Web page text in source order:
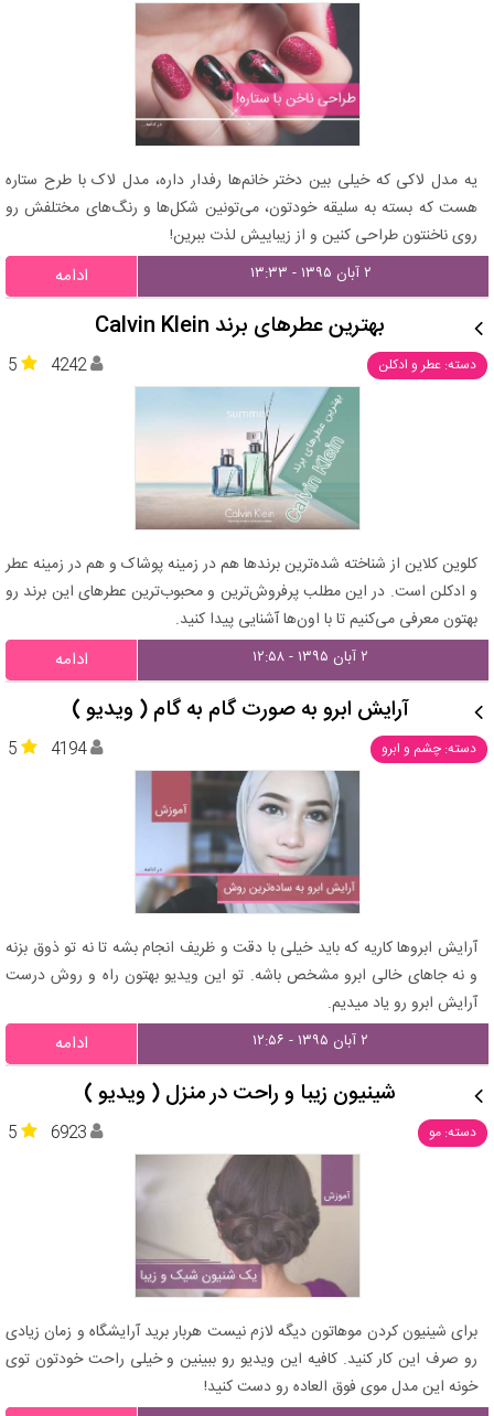
یه مدل لاکی که خیلی بین دختر خانم‌ها رفدار داره، مدل لاک با طرح ستاره
هست که بسته به سلیقه خودتون، می‌تونین شکل‌ها و رنگ‌های مختلفش رو
روی ناخنتون طراحی کنین و از زیباییش لذت ببرین!
۲ آبان ۱۳۹۵ - ۱۳:۳۳ ادامه
بهترین عطرهای برند Calvin Klein
دسته: عطر و ادکلن 5 4242
کلوین کلاین از شناخته شده‌ترین برندها هم در زمینه پوشاک و هم در زمینه عطر
و ادکلن است. در این مطلب پرفروش‌ترین و محبوب‌ترین عطرهای این برند رو
بهتون معرفی می‌کنیم تا با اون‌ها آشنایی پیدا کنید.
۲ آبان ۱۳۹۵ - ۱۲:۵۸ ادامه
آرایش ابرو به صورت گام به گام ( ویدیو )
دسته: چشم و ابرو 5 4194
آرایش ابروها کاریه که باید خیلی با دقت و ظریف انجام بشه تا نه تو ذوق بزنه
و نه جاهای خالی ابرو مشخص باشه. تو این ویدیو بهتون راه و روش درست
آرایش ابرو رو یاد میدیم.
۲ آبان ۱۳۹۵ - ۱۲:۵۶ ادامه
شینیون زیبا و راحت در منزل ( ویدیو )
دسته: مو 5 6923
برای شینیون کردن موهاتون دیگه لازم نیست هربار برید آرایشگاه و زمان زیادی
رو صرف این کار کنید. کافیه این ویدیو رو ببینین و خیلی راحت خودتون توی
خونه این مدل موی فوق العاده رو دست کنید!